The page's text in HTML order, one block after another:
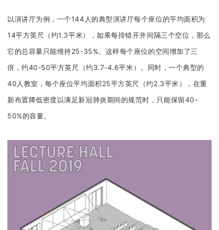
以演讲厅为例，一个144人的典型演讲厅每个座位的平均面积为
14平方英尺（约1.3平米），如果每排错开并间隔三个空位，那么
它的总容量只能维持25-35%。这样每个座位的空间增加了三
倍，约40-50平方英尺（约3.7-4.6平米）。同时，一个典型的
40人教室，每个座位平均面积25平方英尺（约2.3平米），在重
新布置降低密度以满足新冠肺炎期间的规范时，只能保留40-
50%的容量。